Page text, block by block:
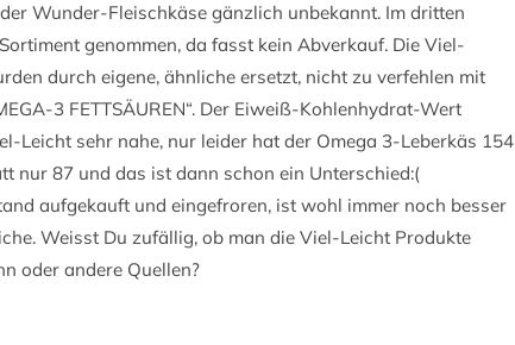
Wunder-Fleischkäse gänzlich unbekannt. Im dritten
genommen, da fasst kein Abverkauf. Die Viel-
durch eigene, ähnliche ersetzt, nicht zu verfehlen mit
3 FETTSÄUREN“. Der Eiweiß-Kohlenhydrat-Wert
Leicht sehr nahe, nur leider hat der Omega 3-Leberkäs 154
nur 87 und das ist dann schon ein Unterschied:(
aufgekauft und eingefroren, ist wohl immer noch besser
Weisst Du zufällig, ob man die Viel-Leicht Produkte
oder andere Quellen?